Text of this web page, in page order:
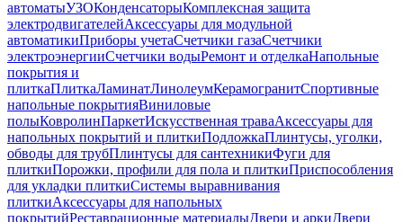
автоматыУЗОКонденсаторыКомплексная защита
электродвигателейАксессуары для модульной
автоматикиПриборы учетаСчетчики газаСчетчики
электроэнергииСчетчики водыРемонт и отделкаНапольные
покрытия и
плиткаПлиткаЛаминатЛинолеумКерамогранитСпортивные
напольные покрытияВиниловые
полыКовролинПаркетИскусственная траваАксессуары для
напольных покрытий и плиткиПодложкаПлинтусы, уголки,
обводы для трубПлинтусы для сантехникиФуги для
плиткиПорожки, профили для пола и плиткиПриспособления
для укладки плиткиСистемы выравнивания
плиткиАксессуары для напольных
покрытийРеставрационные материалыДвери и аркиДвери